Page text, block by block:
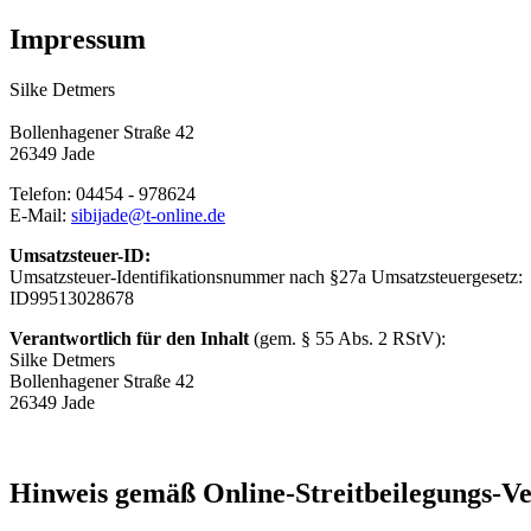
Impressum
Silke Detmers
Bollenhagener Straße 42
26349 Jade
Telefon: 04454 - 978624
E-Mail: sibijade@t-online.de
Umsatzsteuer-ID:
Umsatzsteuer-Identifikationsnummer nach §27a Umsatzsteuergesetz:
ID99513028678
Verantwortlich für den Inhalt (gem. § 55 Abs. 2 RStV):
Silke Detmers
Bollenhagener Straße 42
26349 Jade
Hinweis gemäß Online-Streitbeilegungs-